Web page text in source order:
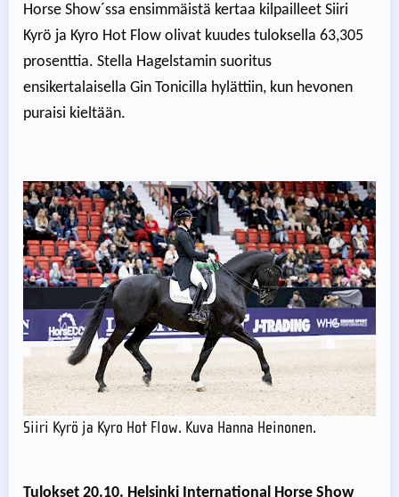
Horse Show´ssa ensimmäistä kertaa kilpailleet Siiri
Kyrö ja Kyro Hot Flow olivat kuudes tuloksella 63,305
prosenttia. Stella Hagelstamin suoritus
ensikertalaisella Gin Tonicilla hylättiin, kun hevonen
puraisi kieltään.
Siiri Kyrö ja Kyro Hot Flow. Kuva Hanna Heinonen.
Tulokset 20.10. Helsinki International Horse Show